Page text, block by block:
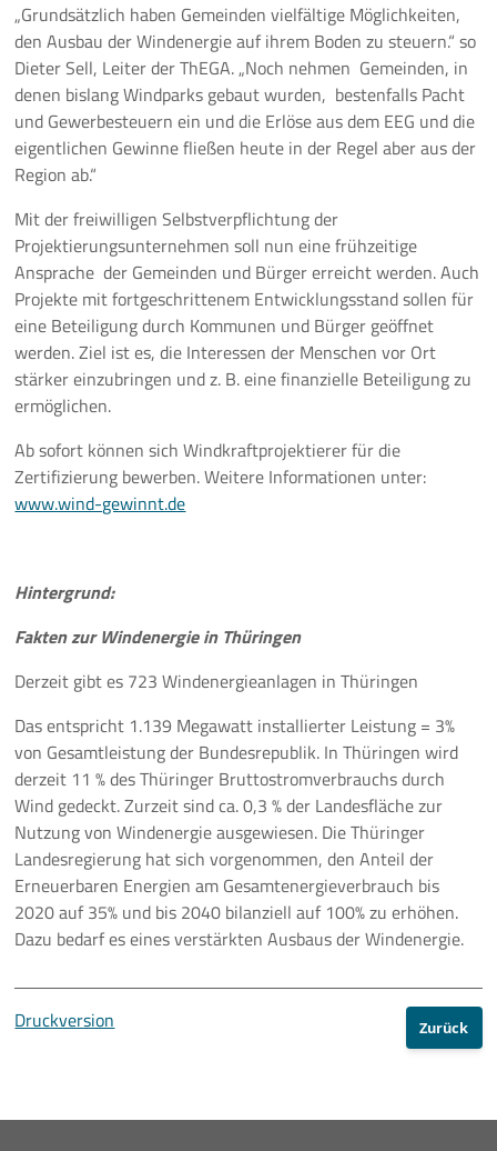
„Grundsätzlich haben Gemeinden vielfältige Möglichkeiten,
den Ausbau der Windenergie auf ihrem Boden zu steuern.“ so
Dieter Sell, Leiter der ThEGA. „Noch nehmen Gemeinden, in
denen bislang Windparks gebaut wurden, bestenfalls Pacht
und Gewerbesteuern ein und die Erlöse aus dem EEG und die
eigentlichen Gewinne fließen heute in der Regel aber aus der
Region ab.“
Mit der freiwilligen Selbstverpflichtung der
Projektierungsunternehmen soll nun eine frühzeitige
Ansprache der Gemeinden und Bürger erreicht werden. Auch
Projekte mit fortgeschrittenem Entwicklungsstand sollen für
eine Beteiligung durch Kommunen und Bürger geöffnet
werden. Ziel ist es, die Interessen der Menschen vor Ort
stärker einzubringen und z. B. eine finanzielle Beteiligung zu
ermöglichen.
Ab sofort können sich Windkraftprojektierer für die
Zertifizierung bewerben. Weitere Informationen unter:
www.wind-gewinnt.de
Hintergrund:
Fakten zur Windenergie in Thüringen
Derzeit gibt es 723 Windenergieanlagen in Thüringen
Das entspricht 1.139 Megawatt installierter Leistung = 3%
von Gesamtleistung der Bundesrepublik. In Thüringen wird
derzeit 11 % des Thüringer Bruttostromverbrauchs durch
Wind gedeckt. Zurzeit sind ca. 0,3 % der Landesfläche zur
Nutzung von Windenergie ausgewiesen. Die Thüringer
Landesregierung hat sich vorgenommen, den Anteil der
Erneuerbaren Energien am Gesamtenergieverbrauch bis
2020 auf 35% und bis 2040 bilanziell auf 100% zu erhöhen.
Dazu bedarf es eines verstärkten Ausbaus der Windenergie.
Druckversion Zurück